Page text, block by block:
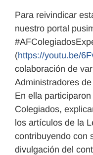
Para reivindicar
nuestro portal
(https://youtu.be/
colaboración de
Administradores
En ella
Colegiados,
los artículos de la
contribuyendo con
divulgación del